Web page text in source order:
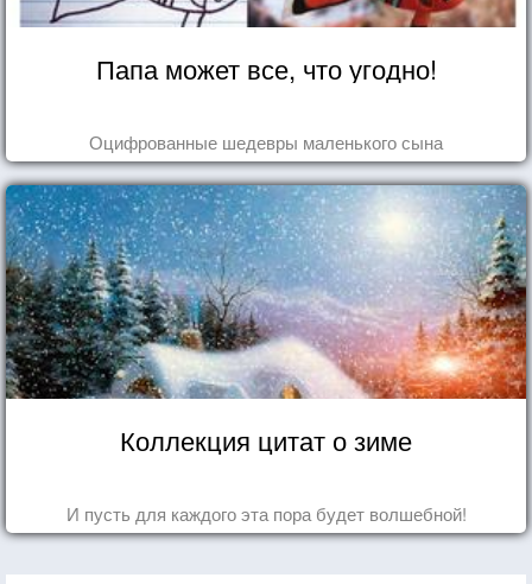
Папа может все, что угодно!
Оцифрованные шедевры маленького сына
Коллекция цитат о зиме
И пусть для каждого эта пора будет волшебной!